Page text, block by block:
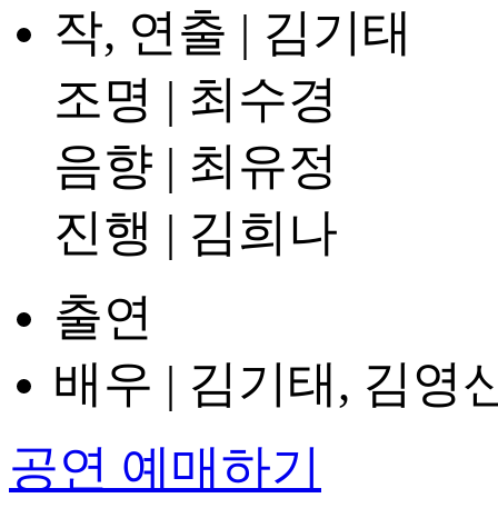
작, 연출 | 김기태
조명 | 최수경
음향 | 최유정
진행 | 김희나
출연
배우 | 김기태, 김영
공연 예매하기